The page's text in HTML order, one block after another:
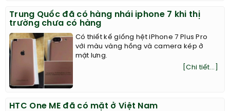
Trung Quốc đã có hàng nhái iphone 7 khi thị
trường chưa có hàng
Có thiết kế giống hệt iPhone 7 Plus Pro
với màu vàng hồng và camera kép ở
mặt lưng.
[Chi tiết...]
HTC One ME đã có mặt ở Việt Nam